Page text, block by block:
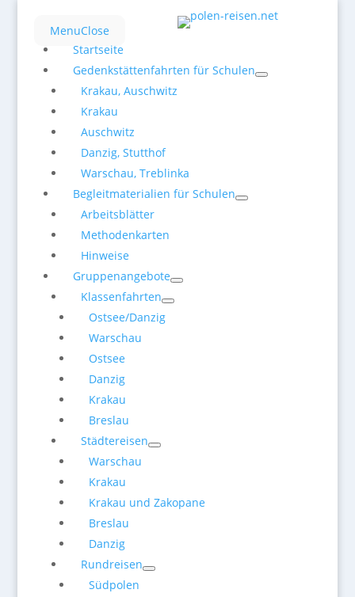
MenuClose
Startseite
Gedenkstättenfahrten für Schulen
Krakau, Auschwitz
Krakau
Auschwitz
Danzig, Stutthof
Warschau, Treblinka
Begleitmaterialien für Schulen
Arbeitsblätter
Methodenkarten
Hinweise
Gruppenangebote
Klassenfahrten
Ostsee/Danzig
Warschau
Ostsee
Danzig
Krakau
Breslau
Städtereisen
Warschau
Krakau
Krakau und Zakopane
Breslau
Danzig
Rundreisen
Südpolen